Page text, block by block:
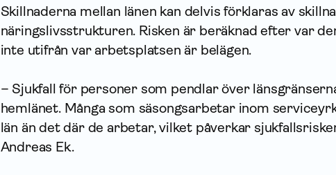
Skillnaderna mellan länen kan delvis förklaras av
näringslivsstrukturen. Risken är beräknad efter var
inte utifrån var arbetsplatsen är belägen.
– Sjukfall för personer som pendlar över
hemlänet. Många som säsongsarbetar inom
län än det där de arbetar, vilket påverkar
Andreas Ek.